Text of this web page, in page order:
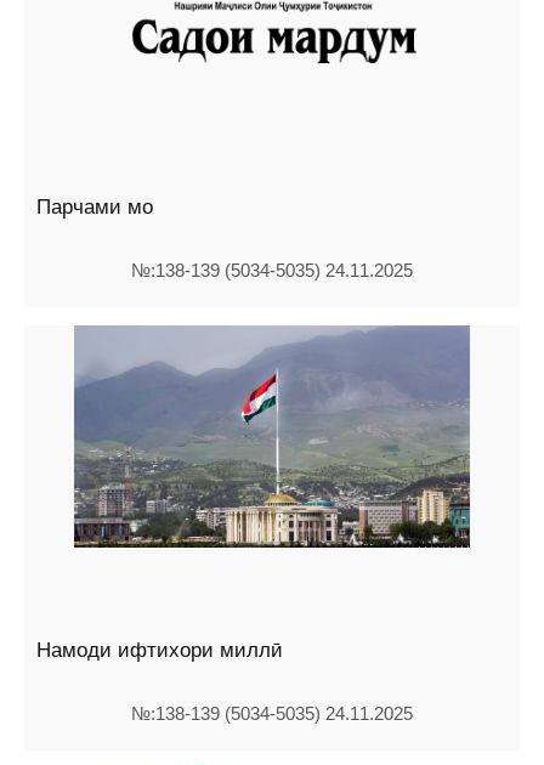
Парчами мо
№:138-139 (5034-5035) 24.11.2025
Намоди ифтихори миллӣ
№:138-139 (5034-5035) 24.11.2025